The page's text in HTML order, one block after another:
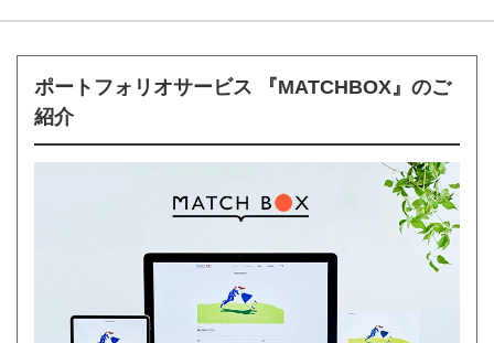
ポートフォリオサービス 『MATCHBOX』のご
紹介